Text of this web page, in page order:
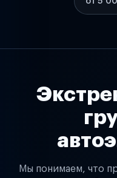
Мы понимаем, что